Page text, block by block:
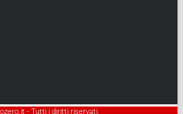
- Tutti i diritti riservati.